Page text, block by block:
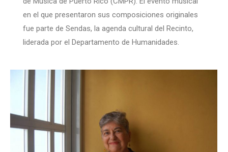
en el que presentaron sus composiciones originales
fue parte de Sendas, la agenda cultural del Recinto,
liderada por el Departamento de Humanidades.